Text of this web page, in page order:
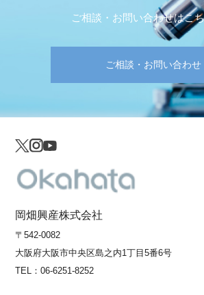
ご相談・お問い合わせはこ
ご相談・お問い合わせ
岡畑興産株式会社
〒542-0082
大阪府大阪市中央区島之内1丁目5番6号
TEL：06-6251-8252